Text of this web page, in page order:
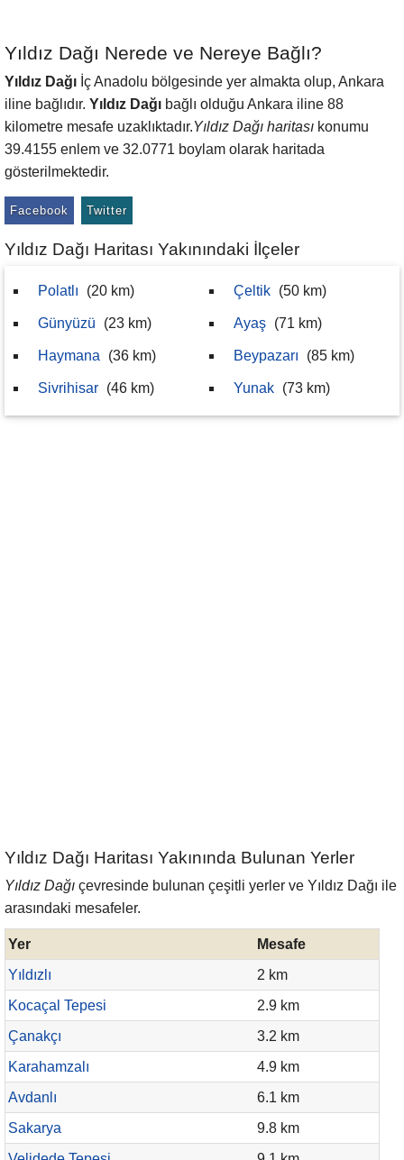
Yıldız Dağı Nerede ve Nereye Bağlı?
Yıldız Dağı İç Anadolu bölgesinde yer almakta olup, Ankara
iline bağlıdır. Yıldız Dağı bağlı olduğu Ankara iline 88
kilometre mesafe uzaklıktadır.Yıldız Dağı haritası konumu
39.4155 enlem ve 32.0771 boylam olarak haritada
gösterilmektedir.
Facebook Twitter
Yıldız Dağı Haritası Yakınındaki İlçeler
Polatlı (20 km)
Günyüzü (23 km)
Haymana (36 km)
Sivrihisar (46 km)
Çeltik (50 km)
Ayaş (71 km)
Beypazarı (85 km)
Yunak (73 km)
Yıldız Dağı Haritası Yakınında Bulunan Yerler
Yıldız Dağı çevresinde bulunan çeşitli yerler ve Yıldız Dağı ile
arasındaki mesafeler.
Yer
Mesafe
Yıldızlı
2 km
Kocaçal Tepesi
2.9 km
Çanakçı
3.2 km
Karahamzalı
4.9 km
Avdanlı
6.1 km
Sakarya
9.8 km